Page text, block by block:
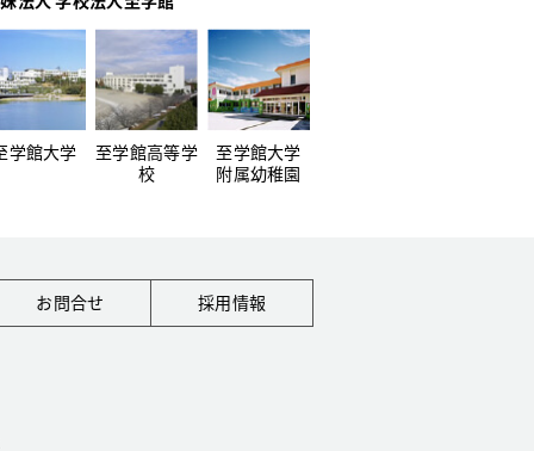
学館大学
至学館高等学
校
至学館大学
附属幼稚園
お問合せ 採用情報